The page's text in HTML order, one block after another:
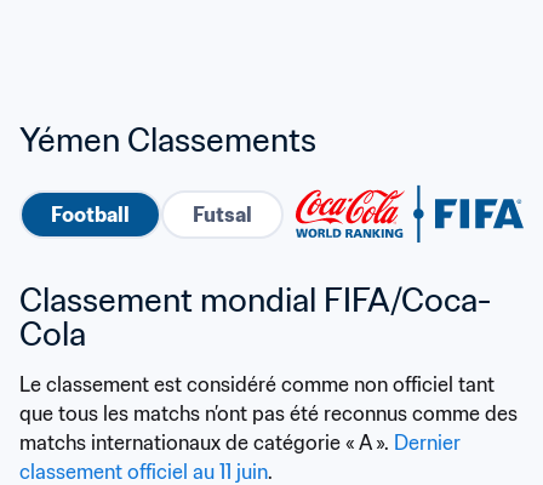
Yémen Classements
Football Futsal
Classement mondial FIFA/Coca-
Cola
Le classement est considéré comme non officiel tant
que tous les matchs n’ont pas été reconnus comme des
matchs internationaux de catégorie « A ». Dernier
classement officiel au 11 juin.